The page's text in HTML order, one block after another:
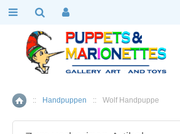
Home
:: Handpuppen :: Wolf Handpuppe